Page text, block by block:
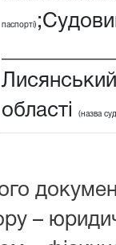
паспорті)
області
(назва
–